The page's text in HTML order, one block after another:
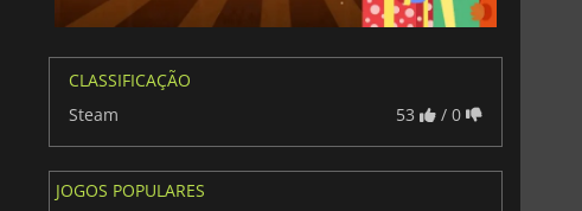
CLASSIFICAÇÃO
Steam
53 / 0
JOGOS POPULARES